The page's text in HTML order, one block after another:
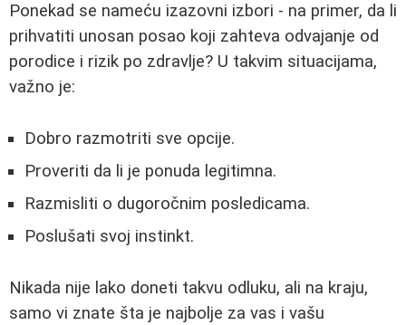
Ponekad se nameću izazovni izbori - na primer, da li
prihvatiti unosan posao koji zahteva odvajanje od
porodice i rizik po zdravlje? U takvim situacijama,
važno je:
Dobro razmotriti sve opcije.
Proveriti da li je ponuda legitimna.
Razmisliti o dugoročnim posledicama.
Poslušati svoj instinkt.
Nikada nije lako doneti takvu odluku, ali na kraju,
samo vi znate šta je najbolje za vas i vašu